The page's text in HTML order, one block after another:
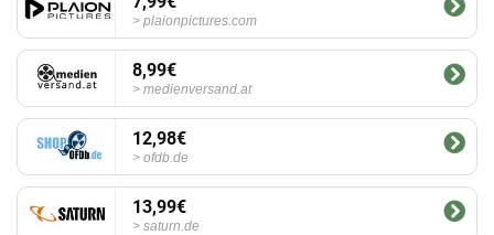
plaionpictures.com
8,99€
medienversand.at
12,98€
ofdb.de
13,99€
saturn.de